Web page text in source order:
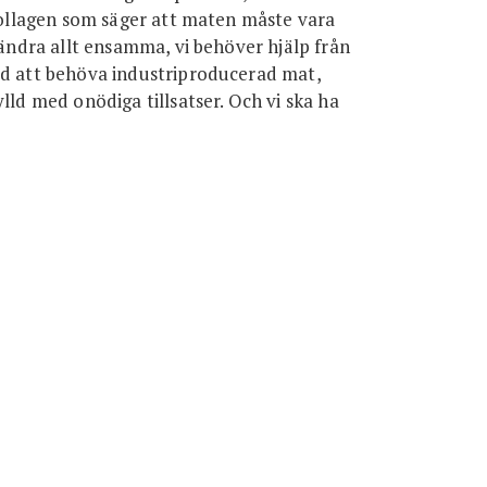
som säger att maten måste vara
allt ensamma, vi behöver hjälp från
att behöva industriproducerad mat,
med onödiga tillsatser. Och vi ska ha